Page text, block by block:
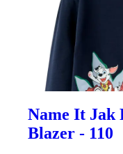
Name It Jak
Blazer - 110